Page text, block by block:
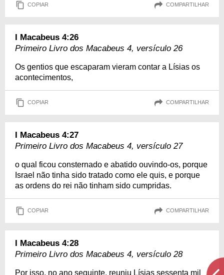
COPIAR COMPARTILHAR
I Macabeus 4:26
Primeiro Livro dos Macabeus 4, versículo 26
Os gentios que escaparam vieram contar a Lísias os
acontecimentos,
COPIAR COMPARTILHAR
I Macabeus 4:27
Primeiro Livro dos Macabeus 4, versículo 27
o qual ficou consternado e abatido ouvindo-os, porque
Israel não tinha sido tratado como ele quis, e porque
as ordens do rei não tinham sido cumpridas.
COPIAR COMPARTILHAR
I Macabeus 4:28
Primeiro Livro dos Macabeus 4, versículo 28
Por isso, no ano seguinte, reuniu Lísias sessenta mil